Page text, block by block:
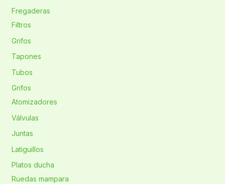
Fregaderas
Filtros
Grifos
Tapones
Tubos
Grifos
Atomizadores
Válvulas
Juntas
Latiguillos
Platos ducha
Ruedas mampara